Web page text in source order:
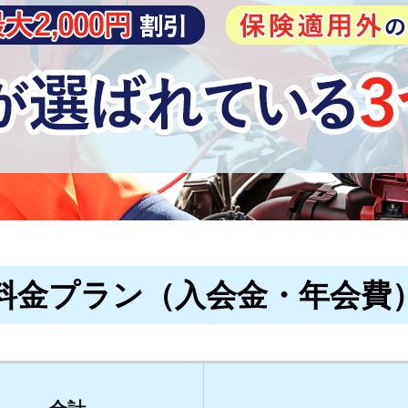
金プラン（入会金・年会費